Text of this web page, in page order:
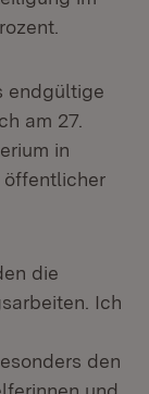
endgültige
am 27.
in
öffentlicher
die
Ich
den